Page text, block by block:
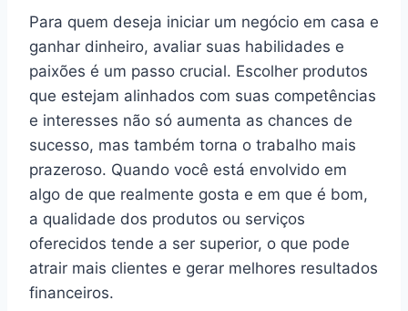
Para quem deseja iniciar um negócio em casa e
ganhar dinheiro, avaliar suas habilidades e
paixões é um passo crucial. Escolher produtos
que estejam alinhados com suas competências
e interesses não só aumenta as chances de
sucesso, mas também torna o trabalho mais
prazeroso. Quando você está envolvido em
algo de que realmente gosta e em que é bom,
a qualidade dos produtos ou serviços
oferecidos tende a ser superior, o que pode
atrair mais clientes e gerar melhores resultados
financeiros.